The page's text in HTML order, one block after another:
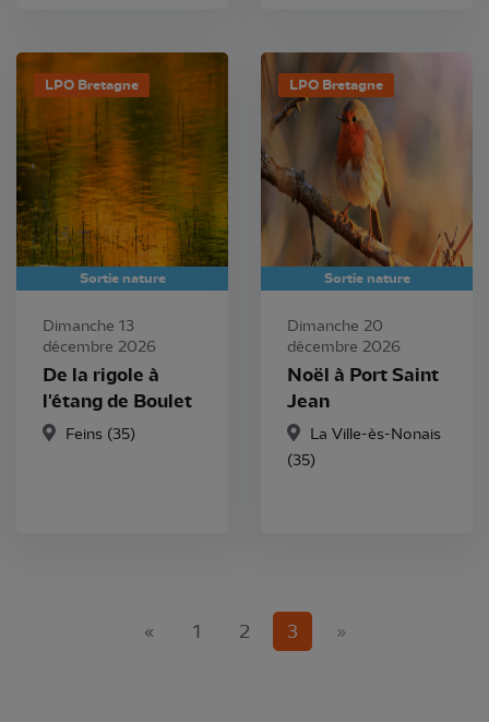
LPO Bretagne
Sortie nature
Dimanche 13
décembre 2026
De la rigole à
l'étang de Boulet
Feins (35)
LPO Bretagne
Sortie nature
Dimanche 20
décembre 2026
Noël à Port Saint
Jean
La Ville-ès-Nonais
(35)
« 1 2 3 (current)
»